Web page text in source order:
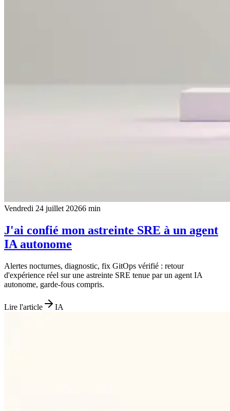
Vendredi 24 juillet 20266 min
J'ai confié mon astreinte SRE à un agent
IA autonome
Alertes nocturnes, diagnostic, fix GitOps vérifié : retour
d'expérience réel sur une astreinte SRE tenue par un agent IA
autonome, garde-fous compris.
Lire l'article IA